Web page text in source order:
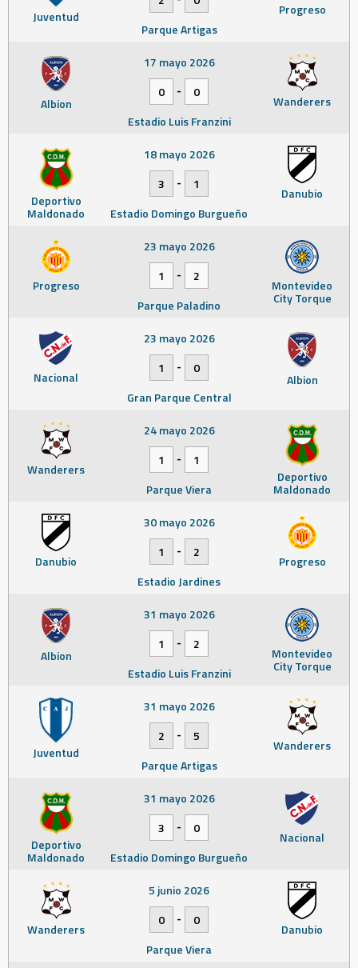
Juventud Progreso
Parque Artigas
Albion Wanderers
17 mayo 2026
0
-
0
Estadio Luis Franzini
Deportivo
Maldonado
Danubio
18 mayo 2026
3
-
1
Estadio Domingo Burgueño
Progreso Montevideo
City Torque
23 mayo 2026
1
-
2
Parque Paladino
Nacional Albion
23 mayo 2026
1
-
0
Gran Parque Central
Wanderers Deportivo
Maldonado
24 mayo 2026
1
-
1
Parque Viera
Danubio Progreso
30 mayo 2026
1
-
2
Estadio Jardines
Albion Montevideo
City Torque
31 mayo 2026
1
-
2
Estadio Luis Franzini
Juventud Wanderers
31 mayo 2026
2
-
5
Parque Artigas
Deportivo
Maldonado
Nacional
31 mayo 2026
3
-
0
Estadio Domingo Burgueño
Wanderers Danubio
5 junio 2026
0
-
0
Parque Viera